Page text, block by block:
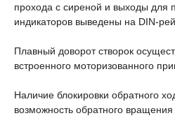
прохода с сиреной и выходы для
индикаторов выведены на DIN-
Плавный доворот створок
встроенного моторизованного
Наличие блокировки обратного
возможность обратного